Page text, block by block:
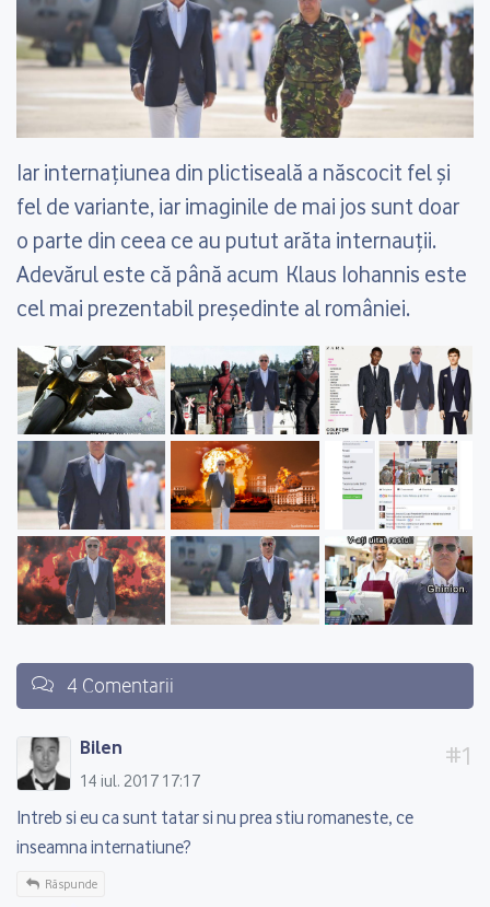
Iar internațiunea din plictiseală a născocit fel și
fel de variante, iar imaginile de mai jos sunt doar
o parte din ceea ce au putut arăta internauții.
Adevărul este că până acum Klaus Iohannis este
cel mai prezentabil președinte al româniei.
4 Comentarii
Bilen
14 iul. 2017 17:17
Intreb si eu ca sunt tatar si nu prea stiu romaneste, ce
inseamna internatiune?
Răspunde